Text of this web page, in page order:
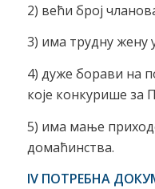
2) већи број
3) има трудну жену
4) дуже борави на
које конкурише за
5) има мање
домаћинства.
IV ПОТРЕБНА